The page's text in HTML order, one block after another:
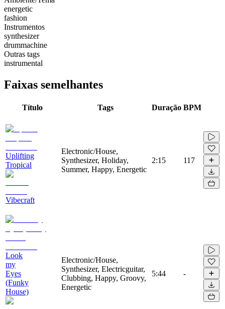
energetic
fashion
Instrumentos
synthesizer
drummachine
Outras tags
instrumental
Faixas semelhantes
Título Tags Duração BPM
Uplifting
Tropical
Vibecraft
Electronic/House,
Synthesizer, Holiday,
Summer, Happy, Energetic
2:15 117
Look
my
Eyes
(Funky
House)
Electronic/House,
Synthesizer, Electricguitar,
Clubbing, Happy, Groovy,
Energetic
5:44 -